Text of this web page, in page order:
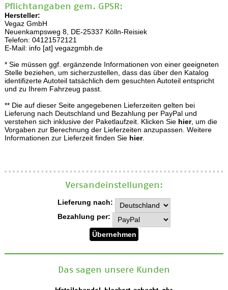
Pflichtangaben gem. GPSR:
Hersteller:
Vegaz GmbH
Neuenkampsweg 8, DE-25337 Kölln-Reisiek
Telefon: 04121572121
E-Mail: info [at] vegazgmbh.de
* Sie müssen ggf. ergänzende Informationen von einer geeigneten
Stelle beziehen, um sicherzustellen, dass das über den Katalog
identifizerte Autoteil tatsächlich dem gesuchten Autoteil entspricht
und zu Ihrem Fahrzeug passt.
** Die auf dieser Seite angegebenen Lieferzeiten gelten bei
Lieferung nach Deutschland und Bezahlung per PayPal und
verstehen sich inklusive der Paketlaufzeit. Klicken Sie hier, um die
Vorgaben zur Berechnung der Lieferzeiten anzupassen. Weitere
Informationen zur Lieferzeit finden Sie hier.
Versand­einstellungen:
Lieferung nach:
Bezahlung per:
Das sagen unsere Kunden